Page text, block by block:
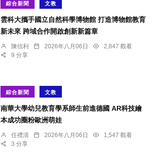
綜合新聞 文教
雲科大攜手國立自然科學博物館 打造博物館教育
新未來 跨域合作開啟創新新篇章
陳信利 2026年八月06日
2,847 觀看
9 分享
綜合新聞 文教
南華大學幼兒教育學系師生前進德國 AR科技繪
本成功圈粉歐洲萌娃
任禮清 2026年八月06日
1,547 觀看
3 分享